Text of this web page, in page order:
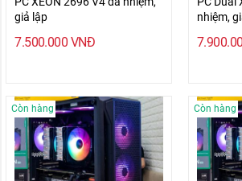
giả lập
7.500.000 VNĐ
nhiệm,
Còn hàng Còn hàng